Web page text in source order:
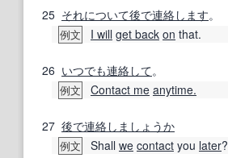
25 それについて後で連絡します。
例文 I will get back on that.
26 いつでも連絡して。
例文 Contact me anytime.
27 後で連絡しましょうか
例文 Shall we contact you later?